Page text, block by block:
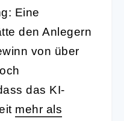
Eine
den Anlegern
von über
das KI-
mehr als